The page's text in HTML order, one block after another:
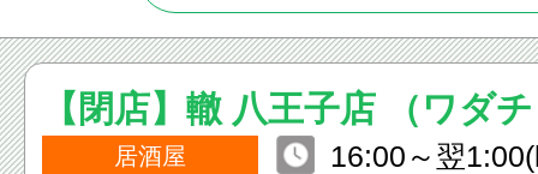
【閉店】轍 八王子店 （ワダ
居酒屋
16:00～翌